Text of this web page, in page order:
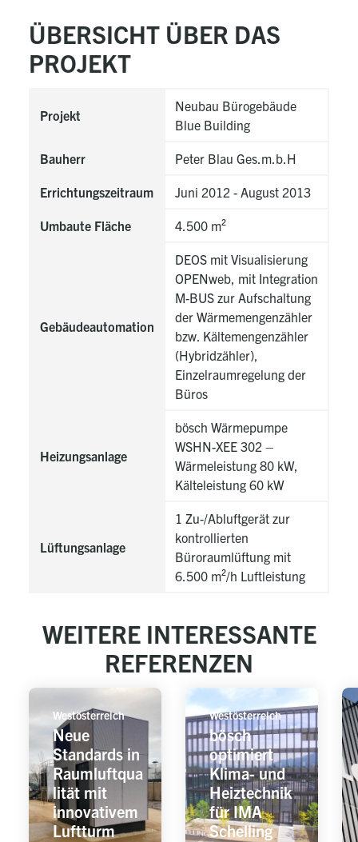
ÜBERSICHT ÜBER DAS
PROJEKT
Projekt
Neubau Bürogebäude
Blue Building
Bauherr Peter Blau Ges.m.b.H
Errichtungszeitraum Juni 2012 - August 2013
Umbaute Fläche 4.500 m²
Gebäudeautomation
DEOS mit Visualisierung
OPENweb, mit Integration
M-BUS zur Aufschaltung
der Wärmemengenzähler
bzw. Kältemengenzähler
(Hybridzähler),
Einzelraumregelung der
Büros
Heizungsanlage
bösch Wärmepumpe
WSHN-XEE 302 –
Wärmeleistung 80 kW,
Kälteleistung 60 kW
Lüftungsanlage
1 Zu-/Abluftgerät zur
kontrollierten
Büroraumlüftung mit
6.500 m²/h Luftleistung
WEITERE INTERESSANTE
REFERENZEN
Westösterreich
Neue
Standards in
Raumluftqua
lität mit
innovativem
Luftturm
Westösterreich
bösch
optimiert
Klima- und
Heiztechnik
für IMA
Schelling